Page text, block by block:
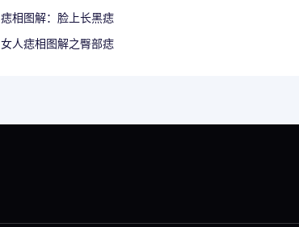
痣相图解：脸上长黑痣
女人痣相图解之臀部痣